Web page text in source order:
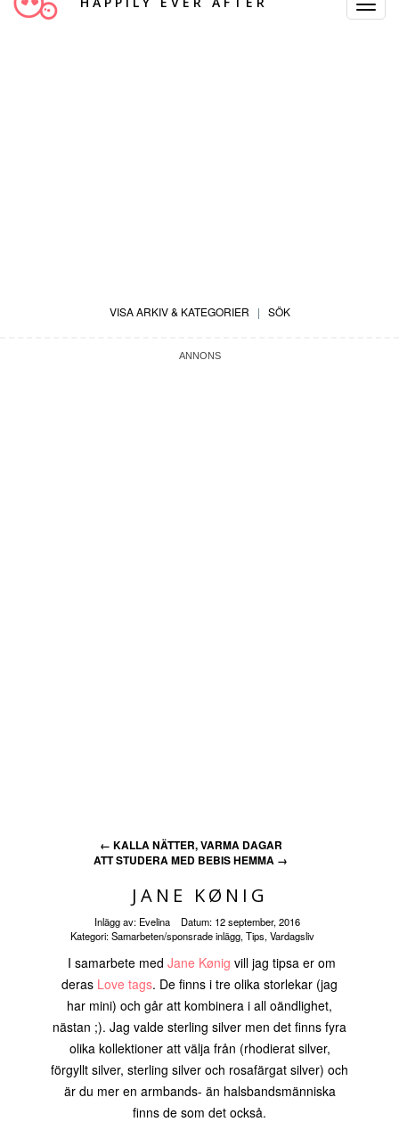
Toggle
VISA ARKIV & KATEGORIER | SÖK
← KALLA NÄTTER, VARMA DAGAR
ATT STUDERA MED BEBIS HEMMA →
JANE KØNIG
Inlägg av: Evelina Datum: 12 september, 2016
Kategori:Samarbeten/sponsrade inlägg, Tips, Vardagsliv
I samarbete med Jane Kønig vill jag tipsa er om
deras Love tags. De finns i tre olika storlekar (jag
har mini) och går att kombinera i all oändlighet,
nästan ;). Jag valde sterling silver men det finns fyra
olika kollektioner att välja från (rhodierat silver,
förgyllt silver, sterling silver och rosafärgat silver) och
är du mer en armbands- än halsbandsmänniska
finns de som det också.